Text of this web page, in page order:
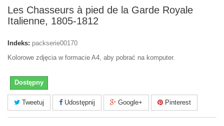
Les Chasseurs à pied de la Garde Royale
Italienne, 1805-1812
Indeks: packserie00170
Kolorowe zdjęcia w formacie A4, aby pobrać na komputer.
Dostępny
Tweetuj Udostępnij Google+ Pinterest